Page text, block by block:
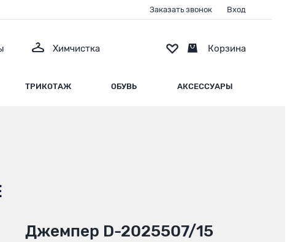
ТРИКОТАЖ ОБУВЬ АКСЕССУАРЫ
Химчистка
Заказать звонок Вход
Корзина
Джемпер D-2025507/15